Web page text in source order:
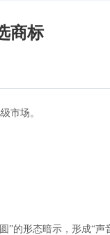
商标
市场。
”的形态暗示，形成“